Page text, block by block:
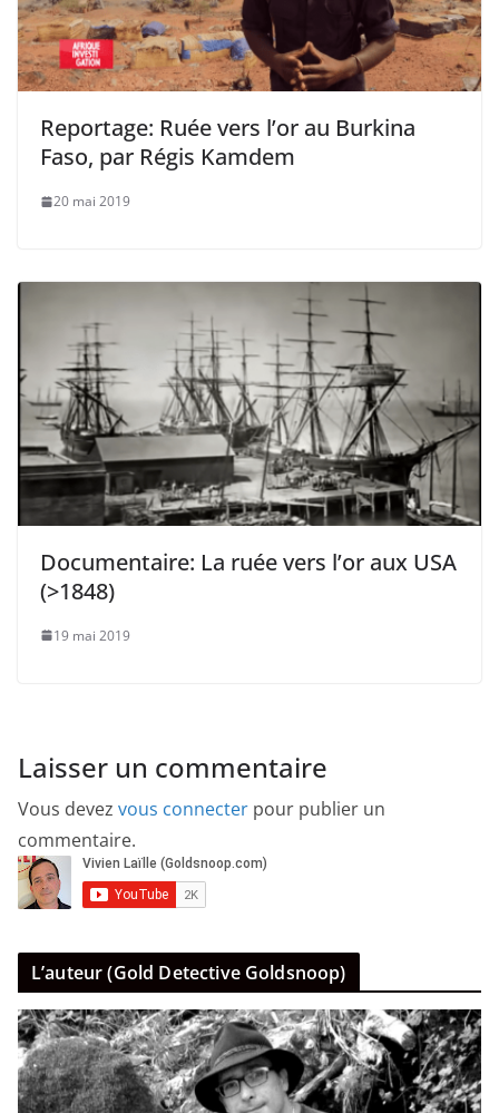
Reportage: Ruée vers l’or au Burkina
Faso, par Régis Kamdem
20 mai 2019
Documentaire: La ruée vers l’or aux USA
(>1848)
19 mai 2019
Laisser un commentaire
Vous devez vous connecter pour publier un
commentaire.
L’auteur (Gold Detective Goldsnoop)